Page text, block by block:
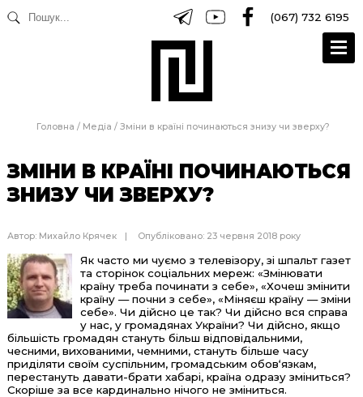
(067) 732 6195
Головна / Медіа / Зміни в країні починаються знизу чи зверху?
ЗМІНИ В КРАЇНІ ПОЧИНАЮТЬСЯ
ЗНИЗУ ЧИ ЗВЕРХУ?
Автор: Михайло Крячек Опубліковано: 23 червня 2018 року
Як часто ми чуємо з телевізору, зі шпальт газет
та сторінок соціальних мереж: «Змінювати
країну треба починати з себе», «Хочеш змінити
країну — почни з себе», «Міняєш країну — зміни
себе». Чи дійсно це так? Чи дійсно вся справа
у нас, у громадянах України? Чи дійсно, якщо
більшість громадян стануть більш відповідальними,
чесними, вихованими, чемними, стануть більше часу
приділяти своїм суспільним, громадським обов‘язкам,
перестануть давати-брати хабарі, країна одразу зміниться?
Скоріше за все кардинально нічого не зміниться.